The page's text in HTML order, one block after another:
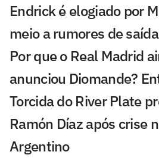
Endrick é elogiado por
meio a rumores de saída
Por que o Real Madrid
anunciou Diomande?
Torcida do River Plate
Ramón Díaz após crise
Argentino